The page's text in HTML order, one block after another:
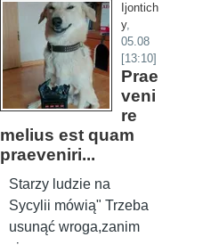
Ijontich
y,
05.08
[13:10]
Prae
veni
re
melius est quam
praeveniri...
Starzy ludzie na
Sycylii mówią" Trzeba
usunąć wroga,zanim